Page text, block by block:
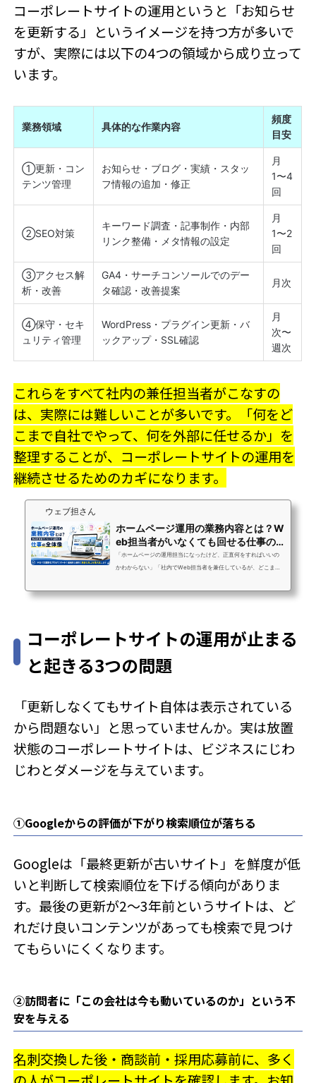
コーポレートサイトの運用というと「お知らせ
を更新する」というイメージを持つ方が多いで
すが、実際には以下の4つの領域から成り立って
います。
業務領域 具体的な作業内容
頻度
目安
①更新・コン
テンツ管理
お知らせ・ブログ・実績・スタッ
フ情報の追加・修正
月
1〜4
回
②SEO対策
キーワード調査・記事制作・内部
リンク整備・メタ情報の設定
月
1〜2
回
③アクセス解
析・改善
GA4・サーチコンソールでのデー
タ確認・改善提案
月次
④保守・セキ
ュリティ管理
WordPress・プラグイン更新・バ
ックアップ・SSL確認
月
次〜
週次
これらをすべて社内の兼任担当者がこなすの
は、実際には難しいことが多いです。「何をど
こまで自社でやって、何を外部に任せるか」を
整理することが、コーポレートサイトの運用を
継続させるためのカギになります。
ウェブ担さん
ホームページ運用の業務内容とは？W
eb担当者がいなくても回せる仕事の
全体像
「ホームページの運用担当になったけど、正直何をすればいいの
かわからない」「社内でWeb担当者を兼任しているが、どこまで
必要な作業かすら把握できていない」ウェブ担さんには、こうい
把握している方は意外と少ないんです。ホームページ運用の業務
は、大きく分けると「更新・SEO・SNS・広告・アクセス解析・
コーポレートサイトの運用が止まる
と起きる3つの問題
「更新しなくてもサイト自体は表示されている
から問題ない」と思っていませんか。実は放置
状態のコーポレートサイトは、ビジネスにじわ
じわとダメージを与えています。
①Googleからの評価が下がり検索順位が落ちる
Googleは「最終更新が古いサイト」を鮮度が低
いと判断して検索順位を下げる傾向がありま
す。最後の更新が2〜3年前というサイトは、ど
れだけ良いコンテンツがあっても検索で見つけ
てもらいにくくなります。
②訪問者に「この会社は今も動いているのか」という不
安を与える
名刺交換した後・商談前・採用応募前に、多く